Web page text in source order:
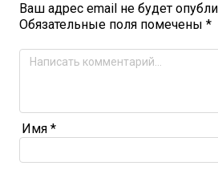
Ваш адрес email не будет
Обязательные поля помечены *
Имя *